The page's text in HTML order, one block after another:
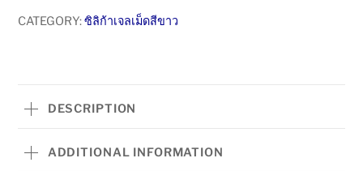
ซิ
สี
100
CATEGORY:ซิลิก้าเจลเม็ดสีขาว
DESCRIPTION
ADDITIONAL INFORMATION